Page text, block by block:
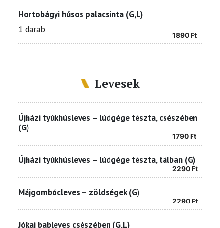
Hortobágyi húsos palacsinta (G,L)
1 darab
1890Ft
Levesek
Újházi tyúkhúsleves – lúdgége tészta, csészében
(G)
1790Ft
Újházi tyúkhúsleves – lúdgége tészta, tálban (G)
2290Ft
Májgombócleves – zöldségek (G)
2290Ft
Jókai bableves csészében (G,L)